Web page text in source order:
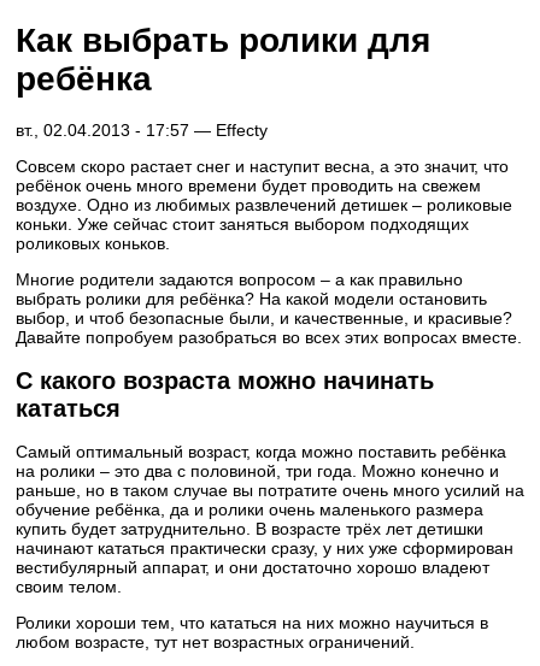
Как выбрать ролики для
ребёнка
вт., 02.04.2013 - 17:57 — Effecty
Совсем скоро растает снег и наступит весна, а это значит, что
ребёнок очень много времени будет проводить на свежем
воздухе. Одно из любимых развлечений детишек – роликовые
коньки. Уже сейчас стоит заняться выбором подходящих
роликовых коньков.
Многие родители задаются вопросом – а как правильно
выбрать ролики для ребёнка? На какой модели остановить
выбор, и чтоб безопасные были, и качественные, и красивые?
Давайте попробуем разобраться во всех этих вопросах вместе.
С какого возраста можно начинать
кататься
Самый оптимальный возраст, когда можно поставить ребёнка
на ролики – это два с половиной, три года. Можно конечно и
раньше, но в таком случае вы потратите очень много усилий на
обучение ребёнка, да и ролики очень маленького размера
купить будет затруднительно. В возрасте трёх лет детишки
начинают кататься практически сразу, у них уже сформирован
вестибулярный аппарат, и они достаточно хорошо владеют
своим телом.
Ролики хороши тем, что кататься на них можно научиться в
любом возрасте, тут нет возрастных ограничений.